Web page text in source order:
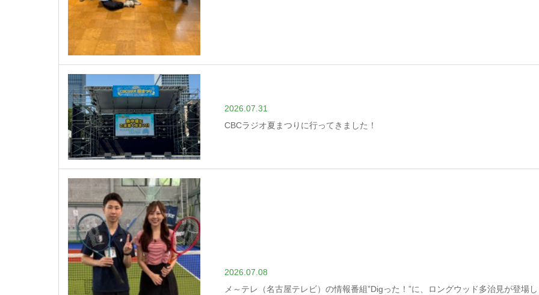
2026.07.31
CBCラジオ夏まつりに行ってきました！
2026.07.08
メ～テレ（名古屋テレビ）の情報番組”Digった！”に、ロングウッド多治見が登場